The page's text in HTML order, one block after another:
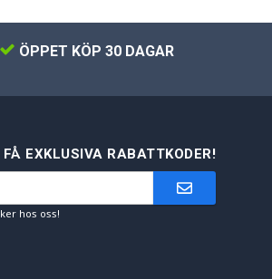
ÖPPET KÖP 30 DAGAR
EXKLUSIVA RABATTKODER!
hos oss!